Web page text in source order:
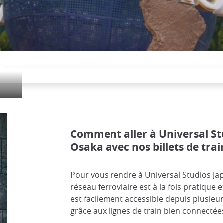
Comment aller à Universal
Osaka avec nos billets de
Pour vous rendre à Universal Studios
réseau ferroviaire est à la fois pratique
est facilement accessible depuis
grâce aux lignes de train bien